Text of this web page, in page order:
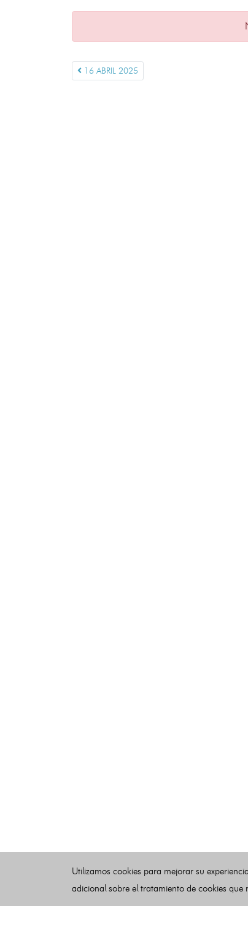
16 ABRIL 2025
Utilizamos cookies para mejorar su
adicional sobre el tratamiento de cookies que